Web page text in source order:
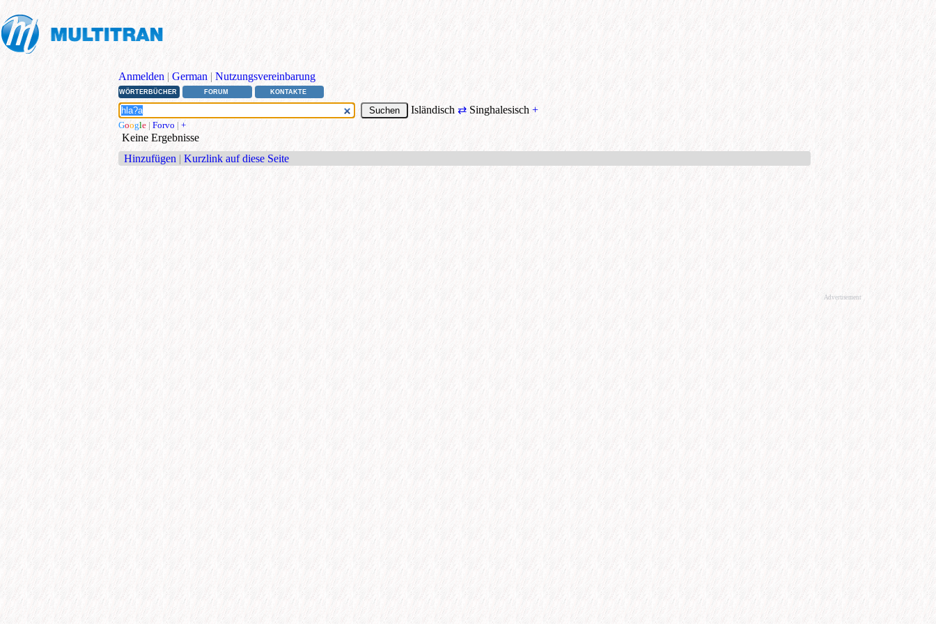
Anmelden | German | Nutzungsvereinbarung
WÖRTERBÜCHER FORUM KONTAKTE
Isländisch ⇄Singhalesisch +
Google | Forvo | +
Keine Ergebnisse
Hinzufügen | Kurzlink auf diese Seite
Advertisement